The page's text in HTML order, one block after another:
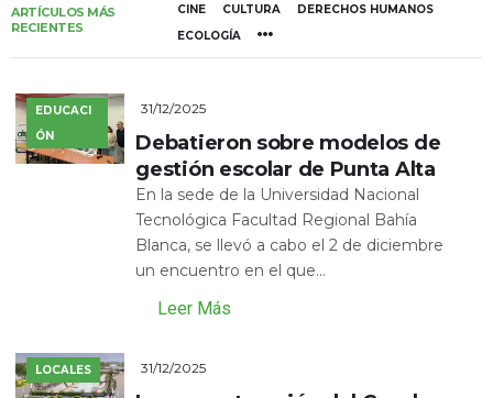
ARTÍCULOS MÁS
RECIENTES
CINE CULTURA
DERECHOS HUMANOS
ECOLOGÍA
EDUCACI
ÓN
31/12/2025
Debatieron sobre modelos de
gestión escolar de Punta Alta
En la sede de la Universidad Nacional
Tecnológica Facultad Regional Bahía
Blanca, se llevó a cabo el 2 de diciembre
un encuentro en el que...
Leer Más
LOCALES 31/12/2025